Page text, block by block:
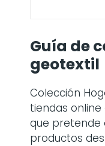
Guía de
geotextil
Colección
tiendas
que pretende
productos